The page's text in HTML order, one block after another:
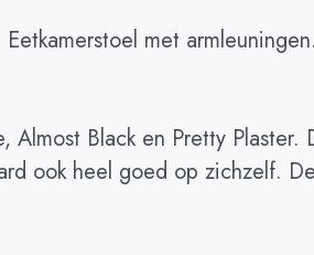
met armleuningen.
Almost Black en Pretty
ook heel goed op zichzelf.